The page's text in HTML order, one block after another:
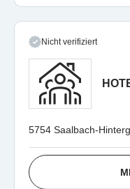
Nicht verifiziert
5754 Saalbach-